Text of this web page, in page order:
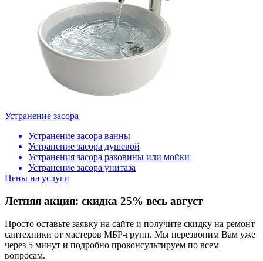
Устранение засора
Устранение засора ванны
Устранение засора душевой
Устранения засора раковины или мойки
Устранение засора унитаза
Цены на услуги
Летняя акция: скидка 25% весь август
Просто оставьте заявку на сайте и получите скидку на ремонт
сантехники от мастеров МБР-групп. Мы перезвоним Вам уже
через 5 минут и подробно проконсультируем по всем
вопросам.